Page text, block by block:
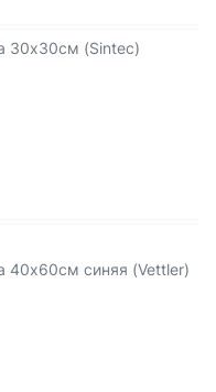
30х30см (Sintec)
40х60см синяя (Vettler)